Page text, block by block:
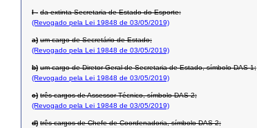
I - da extinta Secretaria de Estado do Esporte:
(Revogado pela Lei 19848 de 03/05/2019)
a) um cargo de Secretário de Estado;
(Revogado pela Lei 19848 de 03/05/2019)
b) um cargo de Diretor Geral de Secretaria de Estado, símbolo DAS-1;
(Revogado pela Lei 19848 de 03/05/2019)
c) três cargos de Assessor Técnico, símbolo DAS-2;
(Revogado pela Lei 19848 de 03/05/2019)
d) três cargos de Chefe de Coordenadoria, símbolo DAS-2;